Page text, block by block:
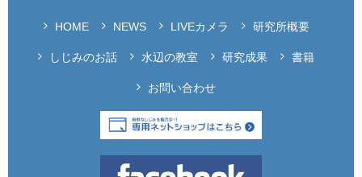
HOME NEWS LIVEカメラ 研究所概要
しじみのお話 水辺の教室 研究成果 書籍
お問い合わせ